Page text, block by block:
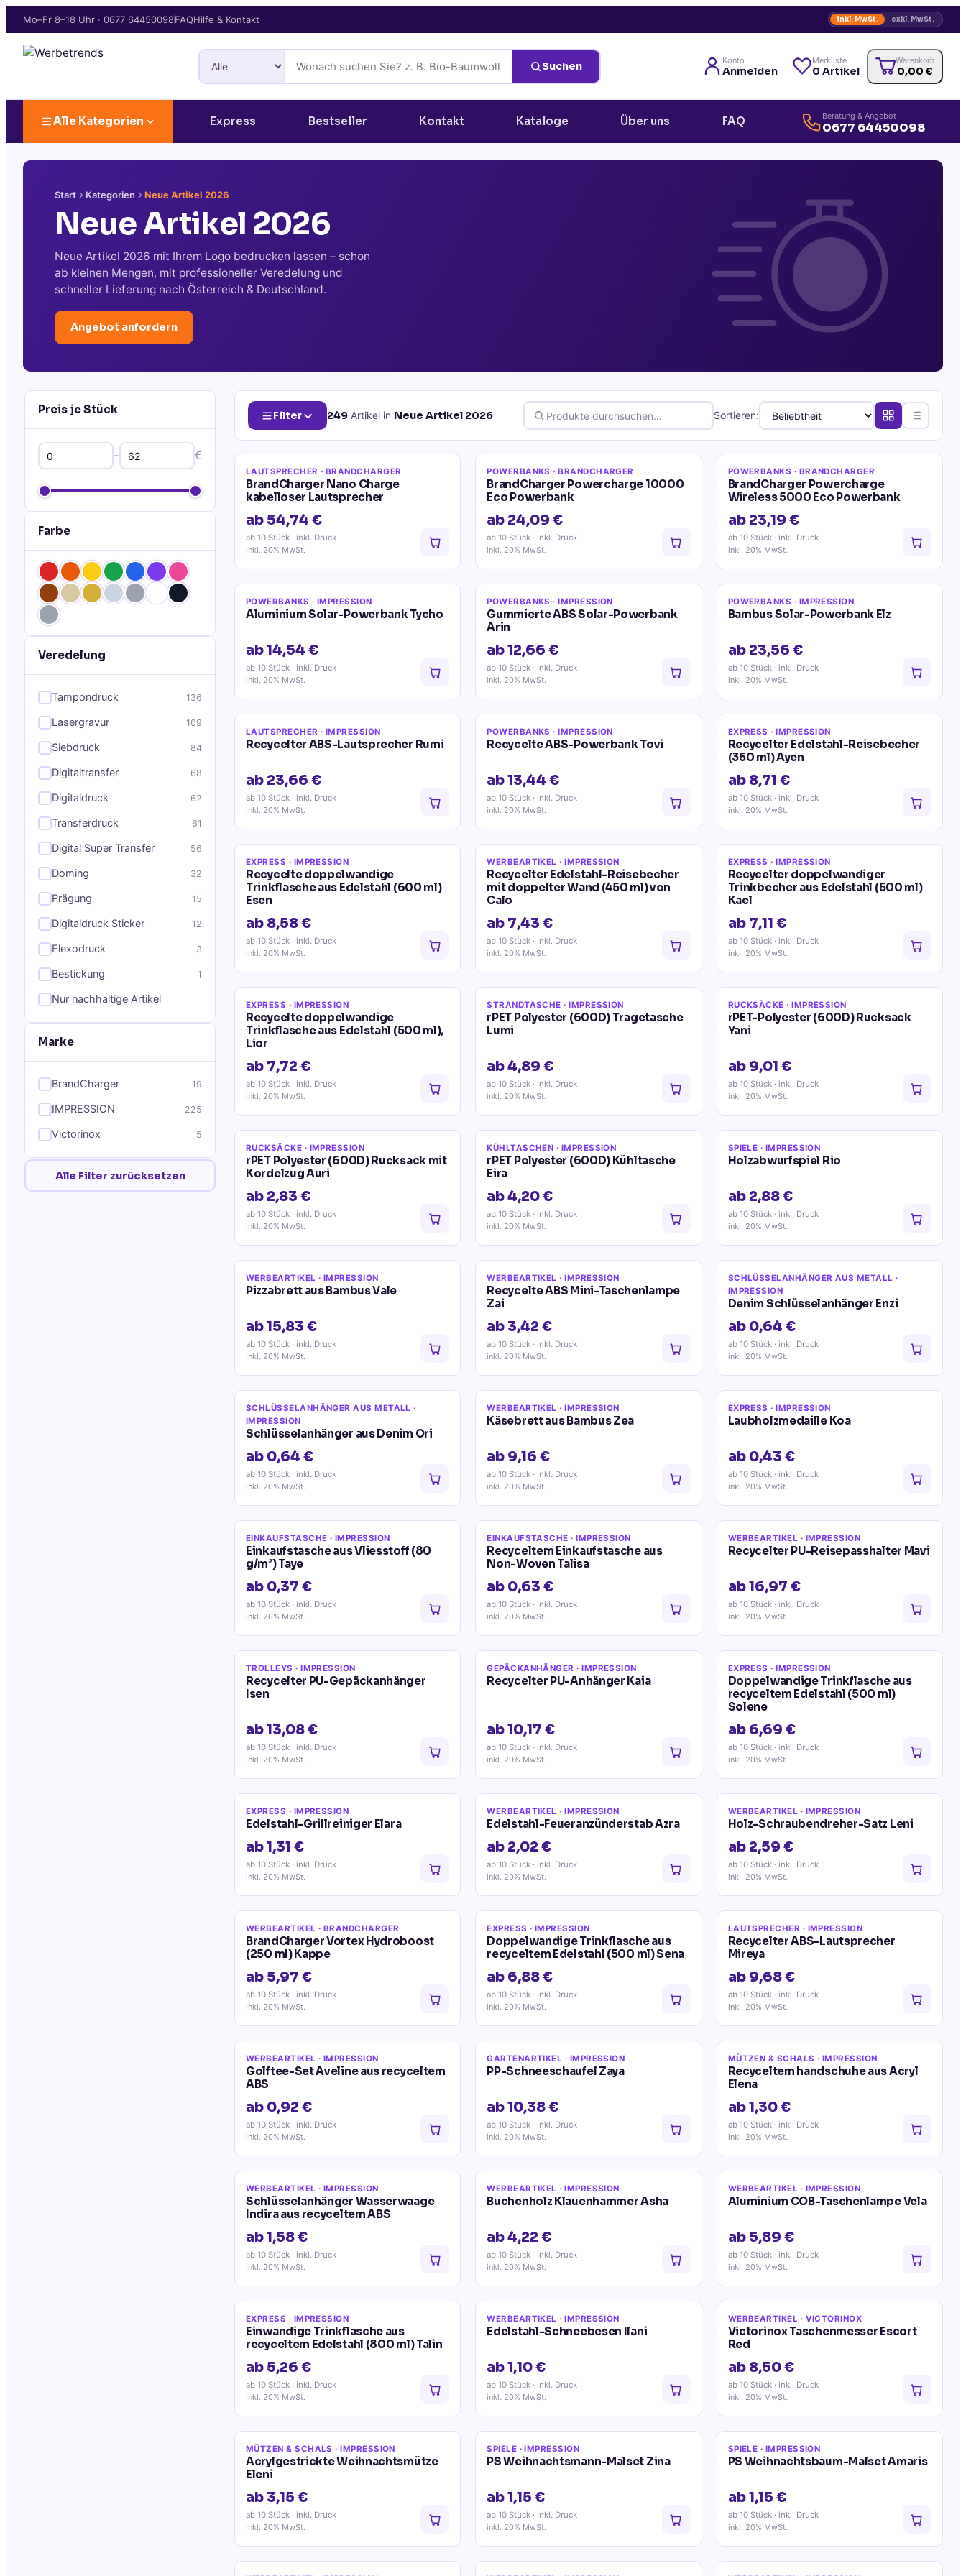
Mo–Fr 8–18 Uhr · 0677 64450098FAQHilfe & Kontakt inkl. MwSt. exkl. MwSt.
Suchen Konto
Anmelden
Merkliste
0 Artikel
Warenkorb
0,00 €
Alle Kategorien Express Bestseller Kontakt Kataloge Über uns FAQ Beratung & Angebot
0677 64450098
Start Kategorien Neue Artikel 2026
Neue Artikel 2026
Neue Artikel 2026 mit Ihrem Logo bedrucken lassen – schon
ab kleinen Mengen, mit professioneller Veredelung und
schneller Lieferung nach Österreich & Deutschland.
Angebot anfordern
Preis je Stück
– €
Farbe
Veredelung
Tampondruck 136
Lasergravur 109
Siebdruck 84
Digitaltransfer 68
Digitaldruck 62
Transferdruck 61
Digital Super Transfer 56
Doming 32
Prägung 15
Digitaldruck Sticker 12
Flexodruck 3
Bestickung 1
Nur nachhaltige Artikel
Marke
BrandCharger 19
IMPRESSION 225
Victorinox 5
Alle Filter zurücksetzen
Filter Sortieren:
249 Artikel in Neue Artikel 2026
LAUTSPRECHER · BRANDCHARGER
BrandCharger Nano Charge
kabelloser Lautsprecher
ab 54,74 €
ab 10 Stück · inkl. Druck
inkl. 20% MwSt.
POWERBANKS · BRANDCHARGER
BrandCharger Powercharge 10000
Eco Powerbank
ab 24,09 €
ab 10 Stück · inkl. Druck
inkl. 20% MwSt.
POWERBANKS · BRANDCHARGER
BrandCharger Powercharge
Wireless 5000 Eco Powerbank
ab 23,19 €
ab 10 Stück· inkl. Druck
inkl. 20% MwSt.
POWERBANKS · IMPRESSION
Aluminium Solar-Powerbank Tycho
ab 14,54 €
ab 10 Stück · inkl. Druck
inkl. 20% MwSt.
POWERBANKS · IMPRESSION
Gummierte ABS Solar-Powerbank
Arin
ab 12,66 €
ab 10 Stück · inkl. Druck
inkl. 20% MwSt.
POWERBANKS · IMPRESSION
Bambus Solar-Powerbank Elz
ab 23,56 €
ab 10 Stück· inkl. Druck
inkl. 20% MwSt.
LAUTSPRECHER · IMPRESSION
Recycelter ABS-Lautsprecher Rumi
ab 23,66 €
ab 10 Stück · inkl. Druck
inkl. 20% MwSt.
POWERBANKS · IMPRESSION
Recycelte ABS-Powerbank Tovi
ab 13,44 €
ab 10 Stück · inkl. Druck
inkl. 20% MwSt.
EXPRESS · IMPRESSION
Recycelter Edelstahl-Reisebecher
(350 ml) Ayen
ab 8,71 €
ab 10 Stück· inkl. Druck
inkl. 20% MwSt.
EXPRESS · IMPRESSION
Recycelte doppelwandige
Trinkflasche aus Edelstahl (600 ml)
Esen
ab 8,58 €
ab 10 Stück · inkl. Druck
inkl. 20% MwSt.
WERBEARTIKEL · IMPRESSION
Recycelter Edelstahl-Reisebecher
mit doppelter Wand (450 ml) von
Calo
ab 7,43 €
ab 10 Stück · inkl. Druck
inkl. 20% MwSt.
EXPRESS · IMPRESSION
Recycelter doppelwandiger
Trinkbecher aus Edelstahl (500 ml)
Kael
ab 7,11 €
ab 10 Stück· inkl. Druck
inkl. 20% MwSt.
EXPRESS · IMPRESSION
Recycelte doppelwandige
Trinkflasche aus Edelstahl (500 ml),
Lior
ab 7,72 €
ab 10 Stück · inkl. Druck
inkl. 20% MwSt.
STRANDTASCHE · IMPRESSION
rPET Polyester (600D) Tragetasche
Lumi
ab 4,89 €
ab 10 Stück · inkl. Druck
inkl. 20% MwSt.
RUCKSÄCKE · IMPRESSION
rPET-Polyester (600D) Rucksack
Yani
ab 9,01 €
ab 10 Stück· inkl. Druck
inkl. 20% MwSt.
RUCKSÄCKE · IMPRESSION
rPET Polyester (600D) Rucksack mit
Kordelzug Auri
ab 2,83 €
ab 10 Stück · inkl. Druck
inkl. 20% MwSt.
KÜHLTASCHEN · IMPRESSION
rPET Polyester (600D) Kühltasche
Eira
ab 4,20 €
ab 10 Stück · inkl. Druck
inkl. 20% MwSt.
SPIELE · IMPRESSION
Holzabwurfspiel Rio
ab 2,88 €
ab 10 Stück· inkl. Druck
inkl. 20% MwSt.
WERBEARTIKEL · IMPRESSION
Pizzabrett aus Bambus Vale
ab 15,83 €
ab 10 Stück · inkl. Druck
inkl. 20% MwSt.
WERBEARTIKEL · IMPRESSION
Recycelte ABS Mini-Taschenlampe
Zai
ab 3,42 €
ab 10 Stück · inkl. Druck
inkl. 20% MwSt.
SCHLÜSSELANHÄNGER AUS METALL ·
IMPRESSION
Denim Schlüsselanhänger Enzi
ab 0,64 €
ab 10 Stück· inkl. Druck
inkl. 20% MwSt.
SCHLÜSSELANHÄNGER AUS METALL ·
IMPRESSION
Schlüsselanhänger aus Denim Ori
ab 0,64 €
ab 10 Stück · inkl. Druck
inkl. 20% MwSt.
WERBEARTIKEL · IMPRESSION
Käsebrett aus Bambus Zea
ab 9,16 €
ab 10 Stück · inkl. Druck
inkl. 20% MwSt.
EXPRESS · IMPRESSION
Laubholzmedaille Koa
ab 0,43 €
ab 10 Stück· inkl. Druck
inkl. 20% MwSt.
EINKAUFSTASCHE · IMPRESSION
Einkaufstasche aus Vliesstoff (80
g/m²) Taye
ab 0,37 €
ab 10 Stück · inkl. Druck
inkl. 20% MwSt.
EINKAUFSTASCHE · IMPRESSION
Recyceltem Einkaufstasche aus
Non-Woven Talisa
ab 0,63 €
ab 10 Stück · inkl. Druck
inkl. 20% MwSt.
WERBEARTIKEL · IMPRESSION
Recycelter PU-Reisepasshalter Mavi
ab 16,97 €
ab 10 Stück· inkl. Druck
inkl. 20% MwSt.
TROLLEYS · IMPRESSION
Recycelter PU-Gepäckanhänger
Isen
ab 13,08 €
ab 10 Stück · inkl. Druck
inkl. 20% MwSt.
GEPÄCKANHÄNGER · IMPRESSION
Recycelter PU-Anhänger Kaia
ab 10,17 €
ab 10 Stück · inkl. Druck
inkl. 20% MwSt.
EXPRESS · IMPRESSION
Doppelwandige Trinkflasche aus
recyceltem Edelstahl (500 ml)
Solene
ab 6,69 €
ab 10 Stück· inkl. Druck
inkl. 20% MwSt.
EXPRESS · IMPRESSION
Edelstahl-Grillreiniger Elara
ab 1,31 €
ab 10 Stück · inkl. Druck
inkl. 20% MwSt.
WERBEARTIKEL · IMPRESSION
Edelstahl-Feueranzünderstab Azra
ab 2,02 €
ab 10 Stück · inkl. Druck
inkl. 20% MwSt.
WERBEARTIKEL · IMPRESSION
Holz-Schraubendreher-Satz Leni
ab 2,59 €
ab 10 Stück· inkl. Druck
inkl. 20% MwSt.
WERBEARTIKEL · BRANDCHARGER
BrandCharger Vortex Hydroboost
(250 ml) Kappe
ab 5,97 €
ab 10 Stück · inkl. Druck
inkl. 20% MwSt.
EXPRESS · IMPRESSION
Doppelwandige Trinkflasche aus
recyceltem Edelstahl (500 ml) Sena
ab 6,88 €
ab 10 Stück · inkl. Druck
inkl. 20% MwSt.
LAUTSPRECHER · IMPRESSION
Recycelter ABS-Lautsprecher
Mireya
ab 9,68 €
ab 10 Stück· inkl. Druck
inkl. 20% MwSt.
WERBEARTIKEL · IMPRESSION
Golftee-Set Aveline aus recyceltem
ABS
ab 0,92 €
ab 10 Stück · inkl. Druck
inkl. 20% MwSt.
GARTENARTIKEL · IMPRESSION
PP-Schneeschaufel Zaya
ab 10,38 €
ab 10 Stück · inkl. Druck
inkl. 20% MwSt.
MÜTZEN & SCHALS · IMPRESSION
Recyceltem handschuhe aus Acryl
Elena
ab 1,30 €
ab 10 Stück· inkl. Druck
inkl. 20% MwSt.
WERBEARTIKEL · IMPRESSION
Schlüsselanhänger Wasserwaage
Indira aus recyceltem ABS
ab 1,58 €
ab 10 Stück · inkl. Druck
inkl. 20% MwSt.
WERBEARTIKEL · IMPRESSION
Buchenholz Klauenhammer Asha
ab 4,22 €
ab 10 Stück · inkl. Druck
inkl. 20% MwSt.
WERBEARTIKEL · IMPRESSION
Aluminium COB-Taschenlampe Vela
ab 5,89 €
ab 10 Stück· inkl. Druck
inkl. 20% MwSt.
EXPRESS · IMPRESSION
Einwandige Trinkflasche aus
recyceltem Edelstahl (800 ml) Talin
ab 5,26 €
ab 10 Stück · inkl. Druck
inkl. 20% MwSt.
WERBEARTIKEL · IMPRESSION
Edelstahl-Schneebesen Ilani
ab 1,10 €
ab 10 Stück · inkl. Druck
inkl. 20% MwSt.
WERBEARTIKEL · VICTORINOX
Victorinox Taschenmesser Escort
Red
ab 8,50 €
ab 10 Stück· inkl. Druck
inkl. 20% MwSt.
MÜTZEN & SCHALS · IMPRESSION
Acrylgestrickte Weihnachtsmütze
Eleni
ab 3,15 €
ab 10 Stück · inkl. Druck
inkl. 20% MwSt.
SPIELE · IMPRESSION
PS Weihnachtsmann-Malset Zina
ab 1,15 €
ab 10 Stück · inkl. Druck
inkl. 20% MwSt.
SPIELE · IMPRESSION
PS Weihnachtsbaum-Malset Amaris
ab 1,15 €
ab 10 Stück· inkl. Druck
inkl. 20% MwSt.